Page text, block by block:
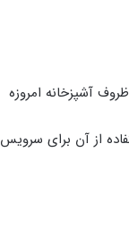
آشپزخانه امروزه
از آن برای سرویس